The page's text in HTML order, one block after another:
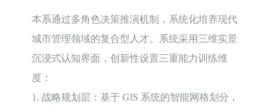
本系通过多角色决策推演机制，系统化培养现代
城市管理领域的复合型人才。系统采用三维实景
沉浸式认知界面，创新性设置三重能力训练维
度：
1.	战略规划层：基于 GIS 系统的智能网格划分，